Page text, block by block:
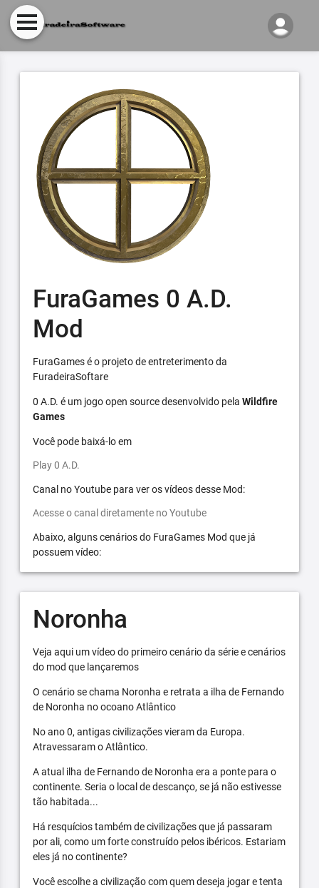
FuraGames 0 A.D.
Mod
FuraGames é o projeto de entreterimento da
FuradeiraSoftare
0 A.D. é um jogo open source desenvolvido pela Wildfire
Games
Você pode baixá-lo em
Play 0 A.D.
Canal no Youtube para ver os vídeos desse Mod:
Acesse o canal diretamente no Youtube
Abaixo, alguns cenários do FuraGames Mod que já
possuem vídeo:
Noronha
Veja aqui um vídeo do primeiro cenário da série e cenários
do mod que lançaremos
O cenário se chama Noronha e retrata a ilha de Fernando
de Noronha no ocoano Atlântico
No ano 0, antigas civilizações vieram da Europa.
Atravessaram o Atlântico.
A atual ilha de Fernando de Noronha era a ponte para o
continente. Seria o local de descanço, se já não estivesse
tão habitada...
Há resquícios também de civilizações que já passaram
por ali, como um forte construído pelos ibéricos. Estariam
eles já no continente?
Você escolhe a civilização com quem deseja jogar e tenta